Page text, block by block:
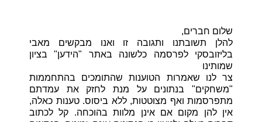
שלום חברים,
להלן תשובתנו ותגובה זו ואנו מבקשים מאבי
בליזובסקי לפרסמה כלשונה באתר "הידען" בציון
שמותינו
צר לנו שאמרות הטוענות שהתומכים בהתחממות
"משחקים" בנתונים על מנת לחזק את עמדתם
מתפרסמות ואף מצוטטות, ללא ביסוס. טענות כאלה,
אין להן מקום אם אינן מלוות בהוכחה. קל לכתוב